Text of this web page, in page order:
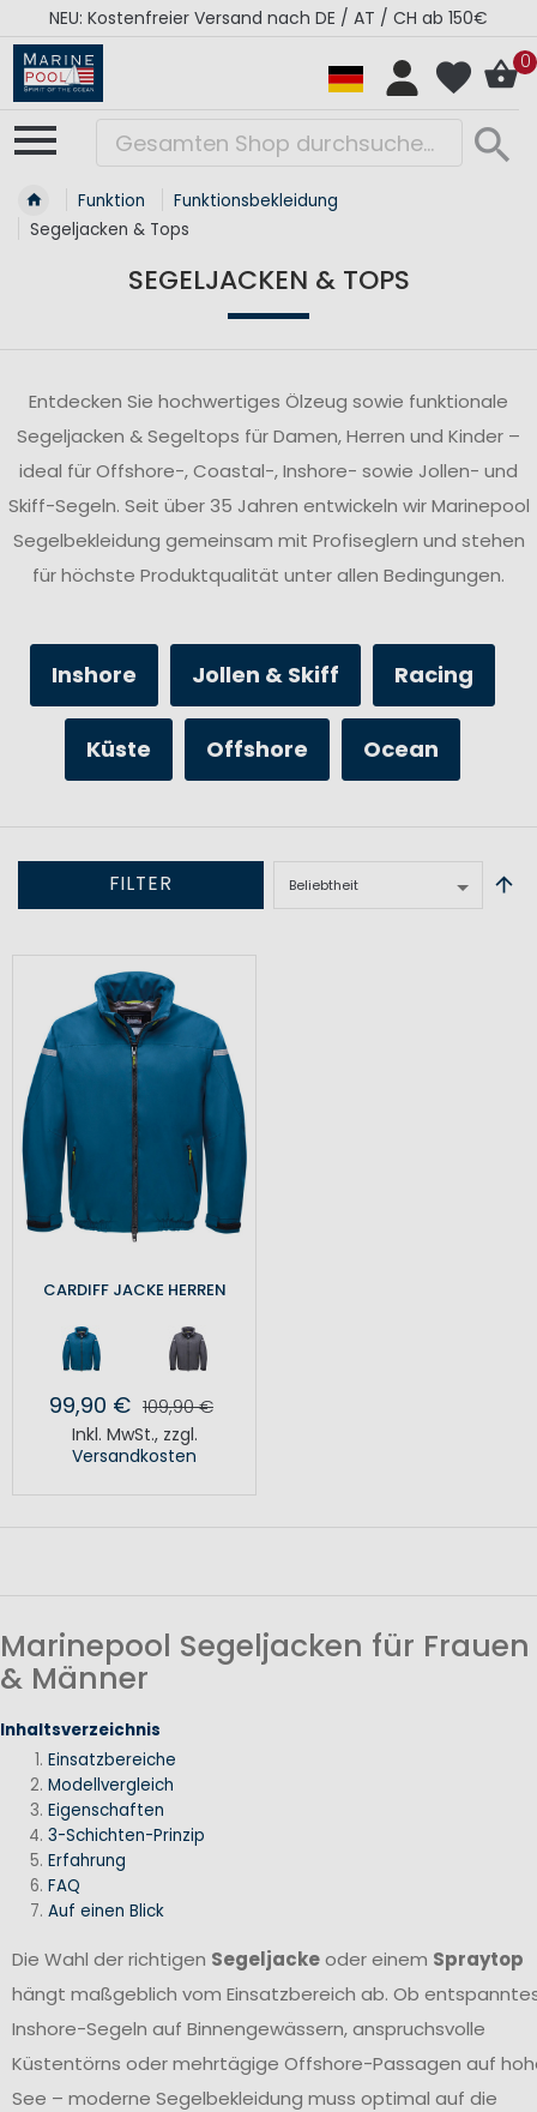
RÉGATES ROYALES Kollektion - Super Sale
0
Funktion
Funktionsbekleidung
Segeljacken & Tops
SEGELJACKEN & TOPS
Entdecken Sie hochwertiges Ölzeug sowie funktionale
Segeljacken & Segeltops für Damen, Herren und Kinder –
ideal für Offshore-, Coastal-, Inshore- sowie Jollen- und
Skiff-Segeln. Seit über 35 Jahren entwickeln wir Marinepool
Segelbekleidung gemeinsam mit Profiseglern und stehen
für höchste Produktqualität unter allen Bedingungen.
Inshore Jollen & Skiff Racing
Küste Offshore Ocean
FILTER
CARDIFF JACKE HERREN
99,90 € 109,90 €
Inkl. MwSt., zzgl.
Versandkosten
Marinepool Segeljacken für Frauen
& Männer
Inhaltsverzeichnis
Einsatzbereiche
Modellvergleich
Eigenschaften
3-Schichten-Prinzip
Erfahrung
FAQ
Auf einen Blick
Die Wahl der richtigen Segeljackeoder einem Spraytop
hängt maßgeblich vom Einsatzbereich ab. Ob
Inshore-Segeln auf Binnengewässern, anspruchsvolle
Küstentörns oder mehrtägige Offshore-Passagen auf
See – moderne Segelbekleidung muss optimal auf die